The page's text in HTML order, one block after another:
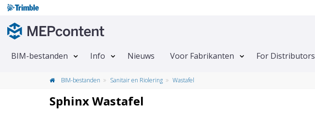
BIM-bestanden Info Nieuws Voor Fabrikanten For Distributors
BIM-bestanden Sanitair en Riolering Wastafel
Sphinx Wastafel